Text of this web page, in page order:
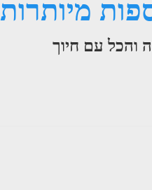
מיותרות
והכל עם חיוך